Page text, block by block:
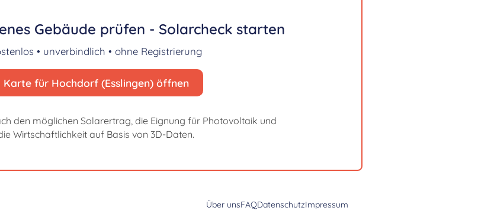
Gebäude prüfen - Solarcheck starten
• unverbindlich • ohne Registrierung
Karte für Hochdorf (Esslingen) öffnen
den möglichen Solarertrag, die Eignung für Photovoltaik und
Wirtschaftlichkeit auf Basis von 3D-Daten.
Über unsFAQDatenschutzImpressum